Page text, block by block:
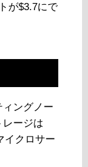
が$3.7にで
ングノー
レージは
イクロサー